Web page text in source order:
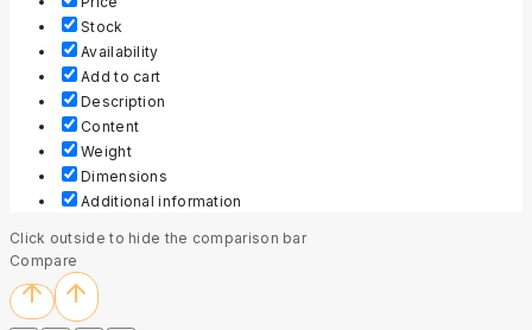
Stock
Availability
Add to cart
Description
Content
Weight
Dimensions
Additional information
Click outside to hide the comparison bar
Compare